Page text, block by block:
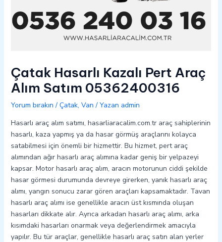
Çatak Hasarlı Kazalı Pert Araç
Alım Satım 05362400316
Yorum bırakın / Çatak, Van / Yazan admin
Hasarlı araç alım satımı, hasarliaracalim.com.tr araç sahiplerinin
hasarlı, kaza yapmış ya da hasar görmüş araçlarını kolayca
satabilmesi için önemli bir hizmettir. Bu hizmet, pert araç
alımından ağır hasarlı araç alımına kadar geniş bir yelpazeyi
kapsar. Motor hasarlı araç alım, aracın motorunun ciddi şekilde
hasar görmesi durumunda devreye girerken, yanık hasarlı araç
alımı, yangın sonucu zarar gören araçları kapsamaktadır. Tavan
hasarlı araç alımı ise genellikle aracın üst kısmında oluşan
hasarları dikkate alır. Ayrıca arkadan hasarlı araç alımı, arka
kısımdaki hasarları onarmak veya değerlendirmek amacıyla
yapılır. Bu tür araçlar, genellikle hasarlı araç satın alan yerler